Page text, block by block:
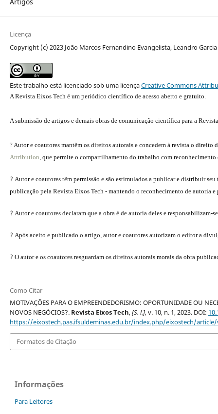
Licença
Copyright (c) 2023 João Marcos Fernandino Evangelista, Leandro Garcia
Este trabalho está licenciado sob uma licençaCreative Commons
A Revista Eixos Tech é um periódico científico de acesso aberto e gratuito.
A submissão de artigos e demais obras de comunicação científica para a
? Autor e coautores mantêm os direitos autorais e concedem à revista o
Attribution , que permite o compartilhamento do trabalho com
? Autor e coautores têm permissão e são estimulados a publicar e distribuir
publicação pela Revista Eixos Tech - mantendo o reconhecimento de autoria
? Autor e coautores declaram que a obra é de autoria deles e
? Após aceito e publicado o artigo, autor e coautores autorizam o editor a
? O autor e os coautores resguardam os direitos autorais morais da obra
Como Citar
MOTIVAÇÕES PARA O EMPREENDEDORISMO: OPORTUNIDADE OU
NOVOS NEGÓCIOS?. Revista Eixos Tech,[S. l.], v. 10, n. 1, 2023. DOI:
https://eixostech.pas.ifsuldeminas.edu.br/index.php/eixostech/
Formatos de Citação
Informações
Para Leitores